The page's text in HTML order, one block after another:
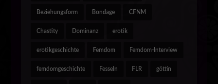
Beziehungsform Bondage CFNM
Chastity Dominanz erotik
erotikgeschichte Femdom Femdom-Interview
femdomgeschichte Fesseln FLR göttin